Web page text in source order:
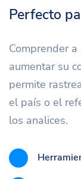
Perfecto
Comprender
aumentar su
permite
el país o el
los analices.